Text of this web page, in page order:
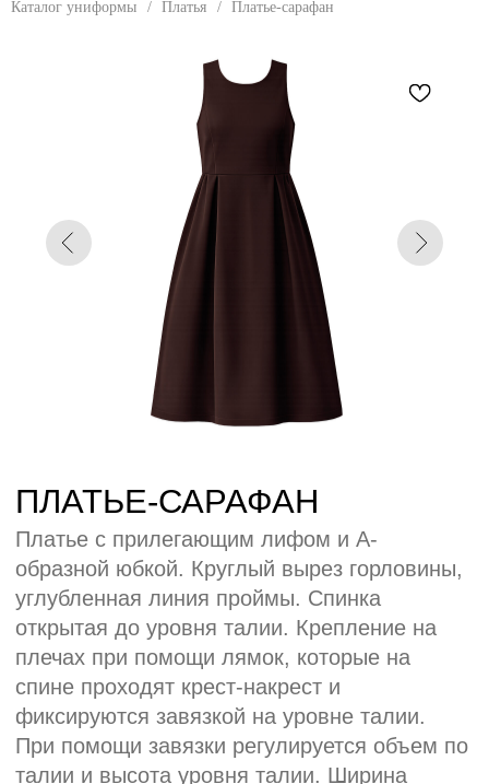
Каталог униформы / Платья / Платье-сарафан
170
164
ПЛАТЬЕ-САРАФАН
Платье с прилегающим лифом и А-
образной юбкой. Круглый вырез горловины,
углубленная линия проймы. Спинка
открытая до уровня талии. Крепление на
плечах при помощи лямок, которые на
спине проходят крест-накрест и
фиксируются завязкой на уровне талии.
При помощи завязки регулируется объем по
талии и высота уровня талии. Ширина
РАЗМЕРЫ
42/46 48/52
Костюмная ткань:
60% полиэстер, 33% вискоза, 7% эластан,
240 гр/м2
МАТЕРИАЛЫ
Таблица размеров